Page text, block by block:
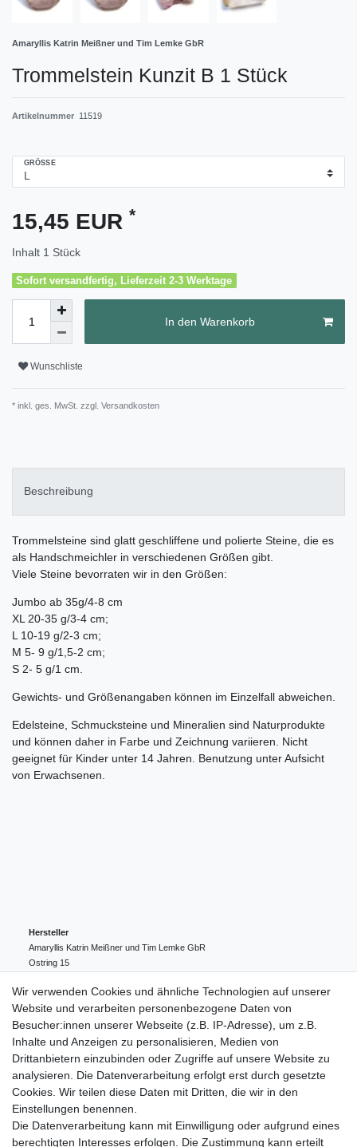
Amaryllis Katrin Meißner und Tim Lemke GbR
Trommelstein Kunzit B 1 Stück
Artikelnummer 11519
GRÖSSE
15,45 EUR *
Inhalt 1 Stück
Sofort versandfertig, Lieferzeit 2-3 Werktage
In den Warenkorb
Wunschliste
* inkl. ges. MwSt. zzgl. Versandkosten
Beschreibung
Trommelsteine sind glatt geschliffene und polierte Steine, die es
als Handschmeichler in verschiedenen Größen gibt.
Viele Steine bevorraten wir in den Größen:
Jumbo ab 35g/4-8 cm
XL 20-35 g/3-4 cm;
L 10-19 g/2-3 cm;
M 5- 9 g/1,5-2 cm;
S 2- 5 g/1 cm.
Gewichts- und Größenangaben können im Einzelfall abweichen.
Edelsteine, Schmucksteine und Mineralien sind Naturprodukte
und können daher in Farbe und Zeichnung variieren. Nicht
geeignet für Kinder unter 14 Jahren. Benutzung unter Aufsicht
von Erwachsenen.
Hersteller
Amaryllis Katrin Meißner und Tim Lemke GbR
Ostring 15
004943548099856
amaryllis-eckernfoerde@t-online.de
EU-Verantwortlicher
Amaryllis Katrin Meißner und Tim Lemke GbR
Ostring
15
004943548099856
amaryllis-eckernfoerde@t-online.de
Wir verwenden Cookies und ähnliche Technologien auf unserer
Website und verarbeiten personenbezogene Daten von
Besucher:innen unserer Webseite (z.B. IP-Adresse), um z.B.
Inhalte und Anzeigen zu personalisieren, Medien von
Drittanbietern einzubinden oder Zugriffe auf unsere Website zu
analysieren. Die Datenverarbeitung erfolgt erst durch gesetzte
Cookies. Wir teilen diese Daten mit Dritten, die wir in den
Einstellungen benennen.
Die Datenverarbeitung kann mit Einwilligung oder aufgrund eines
berechtigten Interesses erfolgen. Die Zustimmung kann erteilt